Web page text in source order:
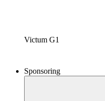
Victum G1
Sponsoring